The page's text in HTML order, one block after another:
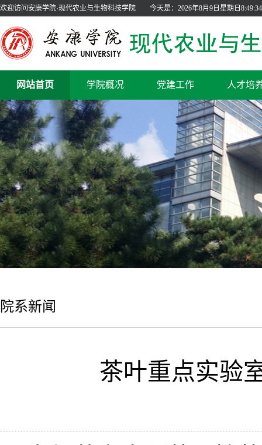
欢迎访问安康学院·现代农业与生物科技学院 今天是： 2026年8月9日星期日8:49:35
网站首页 学院概况 党建工作 人才培
院系新闻
茶叶重点实验